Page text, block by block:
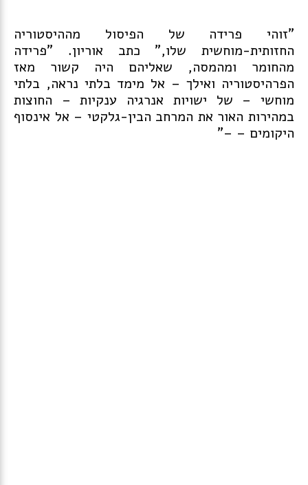
"זוהי פרידה של הפיסול מההיסטוריה
החזותית-מוחשית שלו," כתב אוריון. "פרידה
מהחומר ומהמסה, שאליהם היה קשור מאז
הפרהיסטוריה ואילך – אל מימד בלתי נראה, בלתי
מוחשי – של ישויות אנרגיה ענקיות – החוצות
במהירות האור את המרחב הבין-גלקטי – אל אינסוף
היקומים – –"